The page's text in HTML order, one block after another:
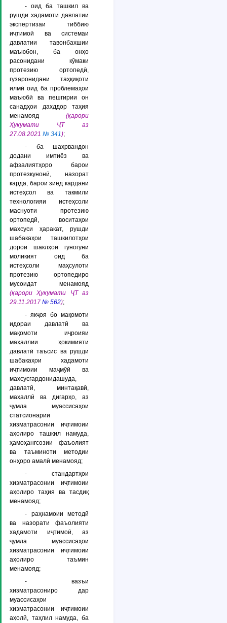
- оид ба ташкил ва
рушди хадамоти давлатии
экспертизаи тиббию
иҷтимоӣ ва системаи
давлатии тавонбахшии
маъюбон, ба онҳо
расонидани кӯмаки
протезию ортопедӣ,
гузаронидани таҳқиқоти
илмӣ оид ба проблемаҳои
маъюбӣ ва пешгирии он
санадҳои дахддор таҳия
менамояд (қарори
Ҳукумати ҶТ аз
27.08.2021 № 341);
- ба шаҳрвандон
додани имтиёз ва
афзалиятҳоро барои
протезкунонӣ, назорат
карда, барои зиёд кардани
истеҳсол ва такмили
технологияи истеҳсоли
маснуоти протезию
ортопедӣ, воситаҳои
махсуси ҳаракат, рушди
шабакаҳои ташкилотҳои
дорои шаклҳои гуногуни
моликият оид ба
истеҳсоли маҳсулоти
протезию ортопедиро
мусоидат менамояд
(қарори Ҳукумати ҶТ аз
29.11.2017 № 562);
- якҷоя бо мақомоти
идораи давлатӣ ва
мақомоти иҷроияи
маҳаллии ҳокимияти
давлатӣ таъсис ва рушди
шабакаҳои хадамоти
иҷтимоии маҷмӯӣ ва
махсусгардонидашуда,
давлатӣ, минтақавӣ,
маҳаллӣ ва дигарҳо, аз
ҷумла муассисаҳои
статсионарии
хизматрасонии иҷтимоии
аҳолиро ташкил намуда,
ҳамоҳангсозии фаъолият
ва таъминоти методии
онҳоро амалӣ менамояд;
- стандартҳои
хизматрасонии иҷтимоии
аҳолиро таҳия ва тасдиқ
менамояд;
- раҳнамоии методӣ
ва назорати фаъолияти
хадамоти иҷтимоӣ, аз
ҷумла муассисаҳои
хизматрасонии иҷтимоии
аҳолиро таъмин
менамояд;
- вазъи
хизматрасониро дар
муассисаҳои
хизматрасонии иҷтимоии
аҳолӣ, таҳлил намуда, ба